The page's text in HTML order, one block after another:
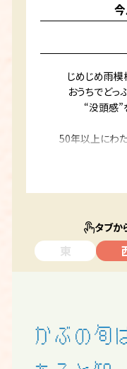
じめじめ雨模
おうちでどっ
“没頭感”
50年以上にわ
今をと
チャプターズ
いつも本
タブか
東